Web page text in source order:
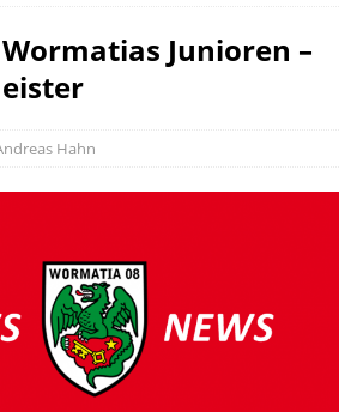
Junioren –
Hahn